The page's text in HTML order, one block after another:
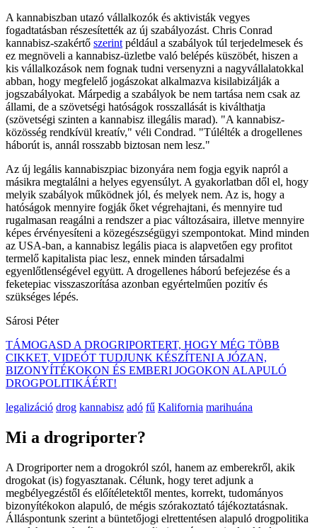
A kannabiszban utazó vállalkozók és aktivisták vegyes
fogadtatásban részesítették az új szabályozást. Chris Conrad
kannabisz-szakértő szerint például a szabályok túl terjedelmesek és
ez megnöveli a kannabisz-üzletbe való belépés küszöbét, hiszen a
kis vállalkozások nem fognak tudni versenyzni a nagyvállalatokkal
abban, hogy megfelelő jogászokat alkalmazva kisilabizálják a
jogszabályokat. Márpedig a szabályok be nem tartása nem csak az
állami, de a szövetségi hatóságok rosszallását is kiválthatja
(szövetségi szinten a kannabisz illegális marad). "A kannabisz-
közösség rendkívül kreatív," véli Condrad. "Túlélték a drogellenes
háborút is, annál rosszabb biztosan nem lesz."
Az új legális kannabiszpiac bizonyára nem fogja egyik napról a
másikra megtalálni a helyes egyensúlyt. A gyakorlatban dől el, hogy
melyik szabályok működnek jól, és melyek nem. Az is, hogy a
hatóságok mennyire fogják őket végrehajtani, és mennyire tud
rugalmasan reagálni a rendszer a piac változásaira, illetve mennyire
képes érvényesíteni a közegészségügyi szempontokat. Mind minden
az USA-ban, a kannabisz legális piaca is alapvetően egy profitot
termelő kapitalista piac lesz, ennek minden társadalmi
egyenlőtlenségével együtt. A drogellenes háború befejezése és a
feketepiac visszaszorítása azonban egyértelműen pozitív és
szükséges lépés.
Sárosi Péter
TÁMOGASD A DROGRIPORTERT, HOGY MÉG TÖBB
CIKKET, VIDEÓT TUDJUNK KÉSZÍTENI A JÓZAN,
BIZONYÍTÉKOKON ÉS EMBERI JOGOKON ALAPULÓ
DROGPOLITIKÁÉRT!
legalizáció drog kannabisz adó fű Kalifornia marihuána
Mi a drogriporter?
A Drogriporter nem a drogokról szól, hanem az emberekről, akik
drogokat (is) fogyasztanak. Célunk, hogy teret adjunk a
megbélyegzéstől és előítéletektől mentes, korrekt, tudományos
bizonyítékokon alapuló, de mégis szórakoztató tájékoztatásnak.
Álláspontunk szerint a büntetőjogi elrettentésen alapuló drogpolitika